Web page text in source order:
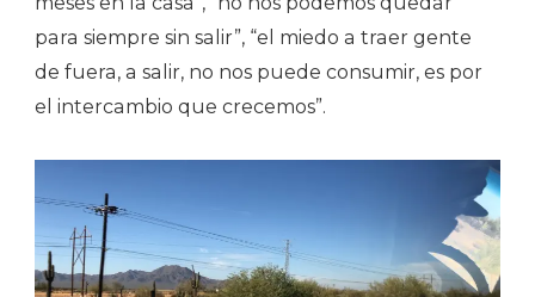
para siempre sin salir”, “el miedo a traer gente
de fuera, a salir, no nos puede consumir, es por
el intercambio que crecemos”.